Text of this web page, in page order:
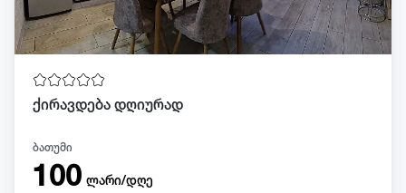
ქირავდება დღიურად
ბათუმი
100 ლარი/დღე